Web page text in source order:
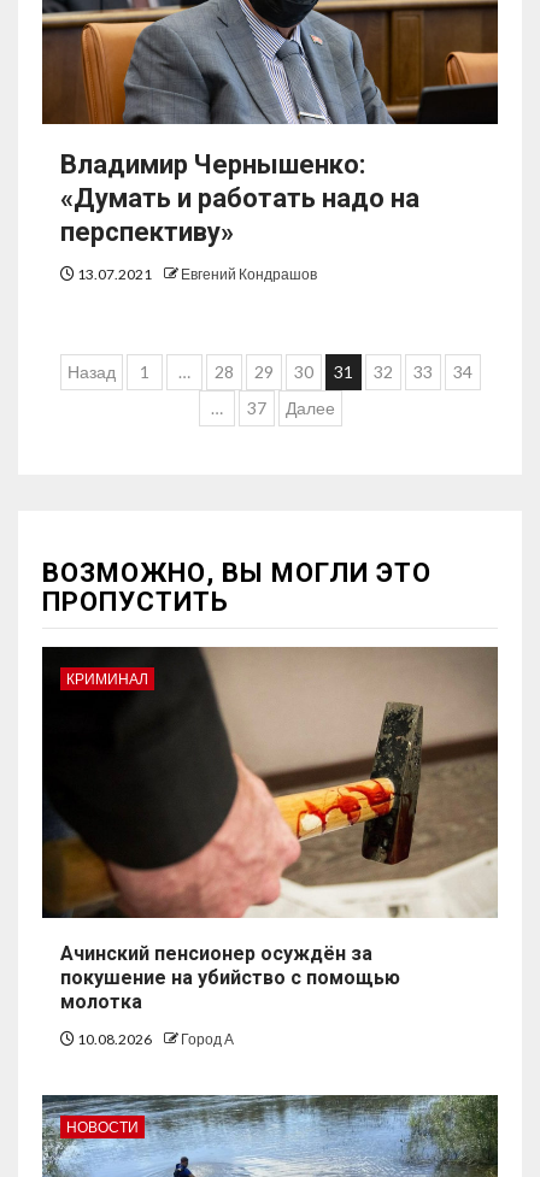
Владимир Чернышенко:
«Думать и работать надо на
перспективу»
13.07.2021 Евгений Кондрашов
Назад 1 … 28 29 30 31 32 33
34
…
37 Далее
ВОЗМОЖНО, ВЫ МОГЛИ ЭТО
ПРОПУСТИТЬ
КРИМИНАЛ
Ачинский пенсионер осуждён за
покушение на убийство с помощью
молотка
10.08.2026 Город А
НОВОСТИ